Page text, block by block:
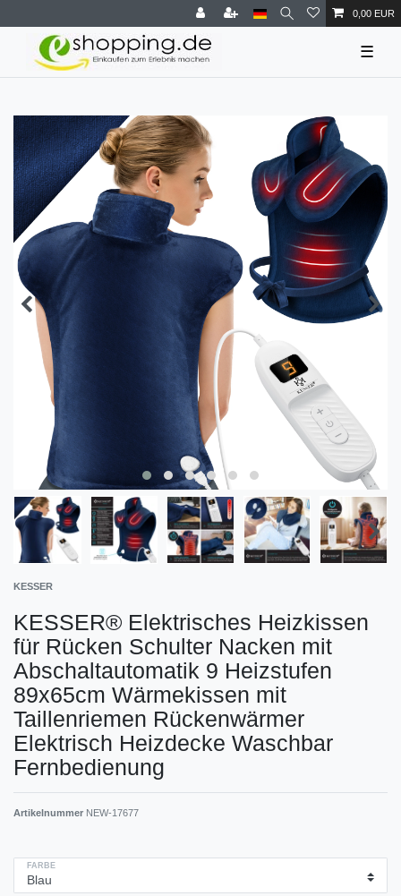
0,00 EUR
☰
KESSER
KESSER® Elektrisches Heizkissen
für Rücken Schulter Nacken mit
Abschaltautomatik 9 Heizstufen
89x65cm Wärmekissen mit
Taillenriemen Rückenwärmer
Elektrisch Heizdecke Waschbar
Fernbedienung
Artikelnummer NEW-17677
FARBE